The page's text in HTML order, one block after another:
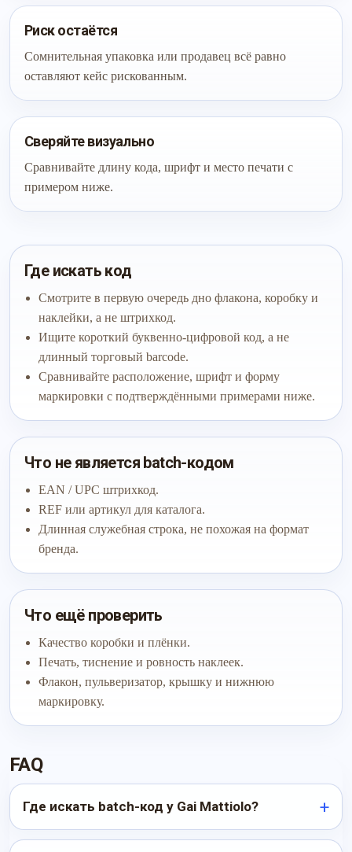
Риск остаётся
Сомнительная упаковка или продавец всё равно
оставляют кейс рискованным.
Сверяйте визуально
Сравнивайте длину кода, шрифт и место печати с
примером ниже.
Где искать код
Смотрите в первую очередь дно флакона, коробку и
наклейки, а не штрихкод.
Ищите короткий буквенно-цифровой код, а не
длинный торговый barcode.
Сравнивайте расположение, шрифт и форму
маркировки с подтверждёнными примерами ниже.
Что не является batch-кодом
EAN / UPC штрихкод.
REF или артикул для каталога.
Длинная служебная строка, не похожая на формат
бренда.
Что ещё проверить
Качество коробки и плёнки.
Печать, тиснение и ровность наклеек.
Флакон, пульверизатор, крышку и нижнюю
маркировку.
FAQ
Где искать batch-код у Gai Mattiolo?